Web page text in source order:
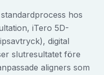
hos
iTero 5D-
digital
slutresultatet före
aligners som